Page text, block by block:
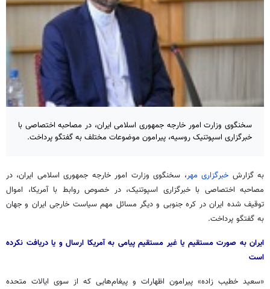
سخنگوی وزارت امور خارجه جمهوری اسلامی ایران، در مصاحبه اختصاصی با
خبرگزاری اسپوتنیک روسیه، پیرامون موضوعات مختلف به گفتگو پرداخت.
به گزارش خبرگزاری مهر، سخنگوی وزارت امور خارجه جمهوری اسلامی ایران، در
مصاحبه اختصاصی با خبرگزاری اسپوتنیک، در خصوص روابط با آمریکا، اموال
توقیف شده ایران در کره جنوبی و دیگر مسائل مهم سیاست خارجی ایران و جهان
به گفتگو پرداخت.
ایران به صورت مستقیم یا غیر مستقیم پیامی به آمریکا ارسال و یا دریافت نکرده
است
«سعید خطیب زاده» پیرامون اظهارات و پیغام‌هایی که از سوی ایالات متحده